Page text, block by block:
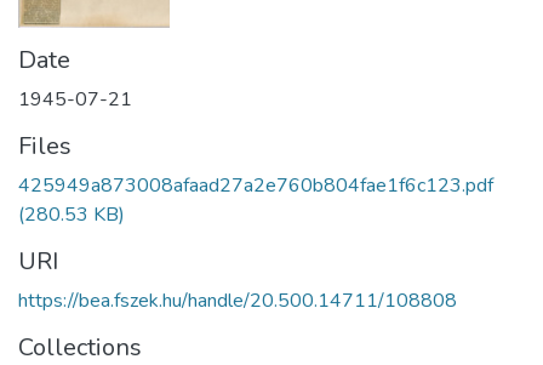
Date
1945-07-21
Files
425949a873008afaad27a2e760b804fae1f6c123.pdf
(280.53 KB)
URI
https://bea.fszek.hu/handle/20.500.14711/108808
Collections